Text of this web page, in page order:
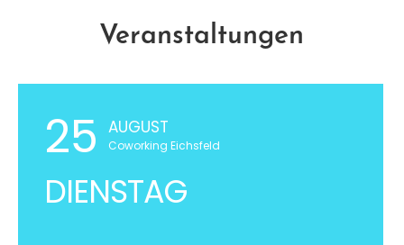
Veranstaltungen
25 AUGUST
Coworking Eichsfeld
DIENSTAG